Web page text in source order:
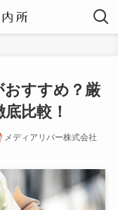
おすすめ？厳
比較！
メディアリバー株式会社